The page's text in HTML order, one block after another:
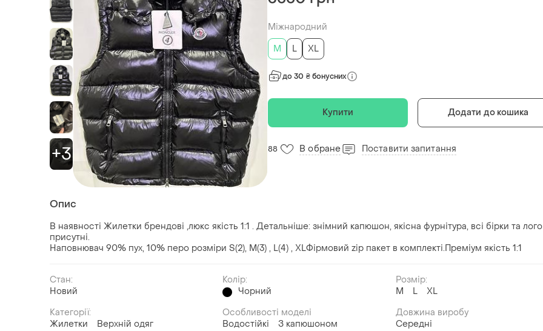
+3
Міжнародний
M
L XL
до 30 ₴ бонусних
Купити Додати до кошика
88 В обране Поставити запитання
Опис
В наявності Жилетки брендові ,люкс якість 1:1 . Детальніше: знімний капюшон, якісна фурнітура, всі бірки та лого
присутні.
Наповнювач 90% пух, 10% перо розміри S(2), М(3) , L(4) , XLФірмовий zip пакет в комплекті.Преміум якість 1:1
Стан:
Новий
Колір:
Чорний
Розмір:
M
L
XL
Категорії:
Жилетки
Верхній одяг
Особливості моделі
Водостійкі
З капюшоном
Довжина виробу
Середні